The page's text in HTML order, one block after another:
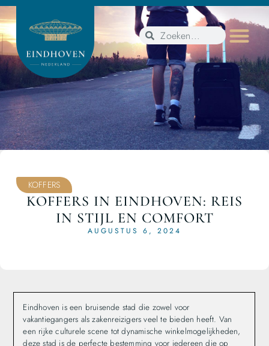
KOFFERS
KOFFERS IN EINDHOVEN: REIS
IN STIJL EN COMFORT
AUGUSTUS 6, 2024
Eindhoven is een bruisende stad die zowel voor
vakantiegangers als zakenreizigers veel te bieden heeft. Van
een rijke culturele scene tot dynamische winkelmogelijkheden,
deze stad is de perfecte bestemming voor iedereen die op